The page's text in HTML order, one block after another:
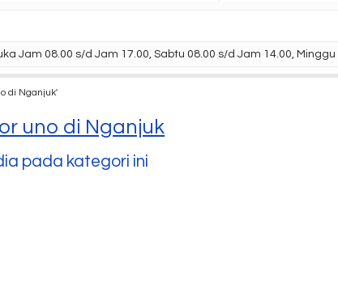
Jam 08.00 s/d Jam 17.00, Sabtu 08.00 s/d Jam 14.00,
di Nganjuk'
uno di Nganjuk
pada kategori ini